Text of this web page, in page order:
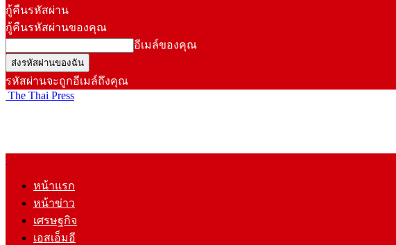
กู้คืนรหัสผ่าน
กู้คืนรหัสผ่านของคุณ
อีเมล์ของคุณ
รหัสผ่านจะถูกอีเมล์ถึงคุณ
The Thai Press
หน้าแรก
หน้าข่าว
เศรษฐกิจ
เอสเอ็มอี